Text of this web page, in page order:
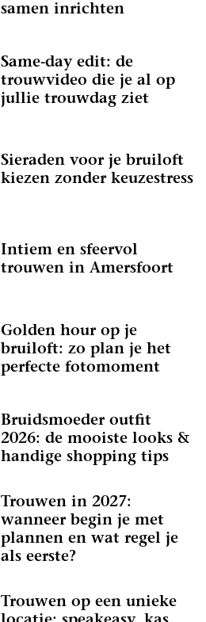
samen inrichten
Same-day edit: de
trouwvideo die je al op
jullie trouwdag ziet
Sieraden voor je bruiloft
kiezen zonder keuzestress
Intiem en sfeervol
trouwen in Amersfoort
Golden hour op je
bruiloft: zo plan je het
perfecte fotomoment
Bruidsmoeder outfit
2026: de mooiste looks &
handige shopping tips
Trouwen in 2027:
wanneer begin je met
plannen en wat regel je
als eerste?
Trouwen op een unieke